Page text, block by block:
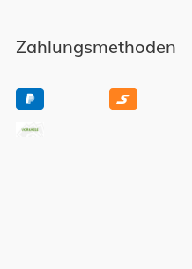
Zahlungsmethoden